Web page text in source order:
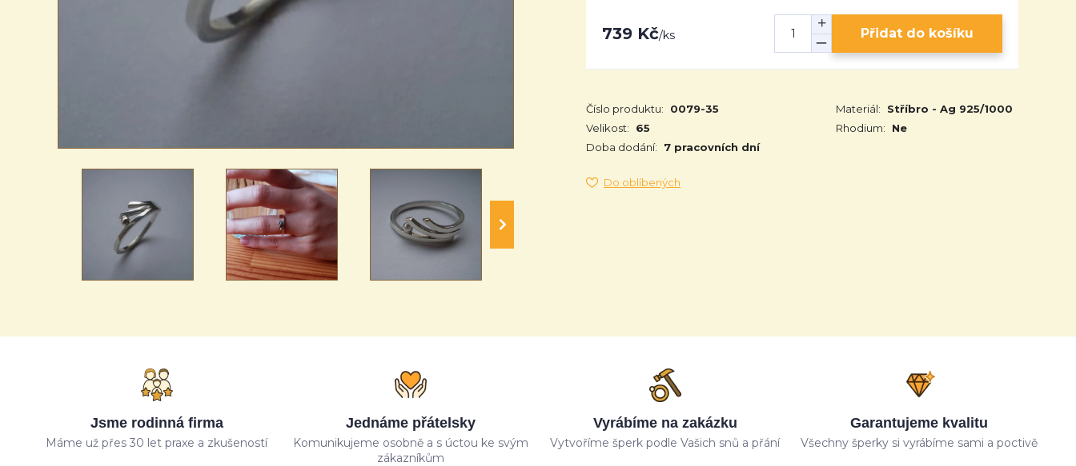
739 Kč/ks Přidat do košíku
Číslo produktu: 0079-35 Materiál:
Stříbro - Ag 925/1000
Velikost:
65 Rhodium:
Ne
Doba dodání:
7 pracovních dní
Do oblíbených
Jsme rodinná firma
Máme už přes 30 let praxe a zkušeností
Jednáme přátelsky
Komunikujeme osobně a s úctou ke svým
zákazníkům
Vyrábíme na zakázku
Vytvoříme šperk podle Vašich snů a přání
Garantujeme kvalitu
Všechny šperky si vyrábíme sami a poctivě